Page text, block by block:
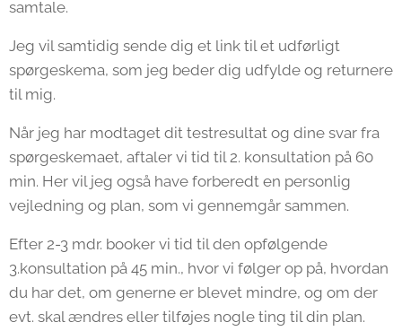
samtale.
Jeg vil samtidig sende dig et link til et udførligt
spørgeskema, som jeg beder dig udfylde og returnere
til mig.
Når jeg har modtaget dit testresultat og dine svar fra
spørgeskemaet, aftaler vi tid til 2. konsultation på 60
min. Her vil jeg også have forberedt en personlig
vejledning og plan, som vi gennemgår sammen.
Efter 2-3 mdr. booker vi tid til den opfølgende
3.konsultation på 45 min., hvor vi følger op på, hvordan
du har det, om generne er blevet mindre, og om der
evt. skal ændres eller tilføjes nogle ting til din plan.